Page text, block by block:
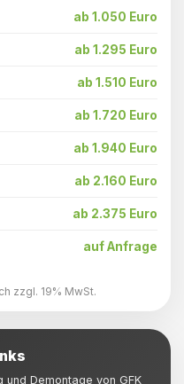
ab 1.050 Euro
ab 1.295 Euro
ab 1.510 Euro
ab 1.720 Euro
ab 1.940 Euro
ab 2.160 Euro
ab 2.375 Euro
auf Anfrage
zzgl. 19% MwSt.
Demontage von GFK